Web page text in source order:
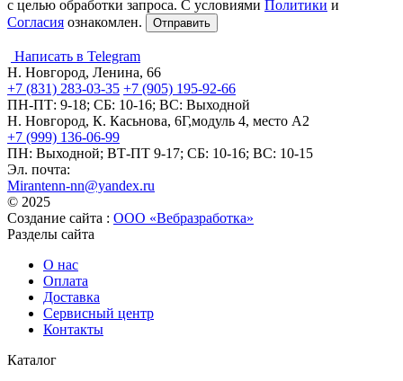
с целью обработки запроса. С условиями Политики и
Согласия ознакомлен.
Написать в Telegram
Н. Новгород, Ленина, 66
+7 (831) 283-03-35 +7 (905) 195-92-66
ПН-ПТ: 9-18; СБ: 10-16; ВС: Выходной
Н. Новгород, К. Касьнова, 6Г,модуль 4, место А2
+7 (999) 136-06-99
ПН: Выходной; ВТ-ПТ 9-17; СБ: 10-16; ВС: 10-15
Эл. почта:
Mirantenn-nn@yandex.ru
© 2025
Создание сайта : ООО «Вебразработка»
Разделы сайта
О нас
Оплата
Доставка
Сервисный центр
Контакты
Каталог